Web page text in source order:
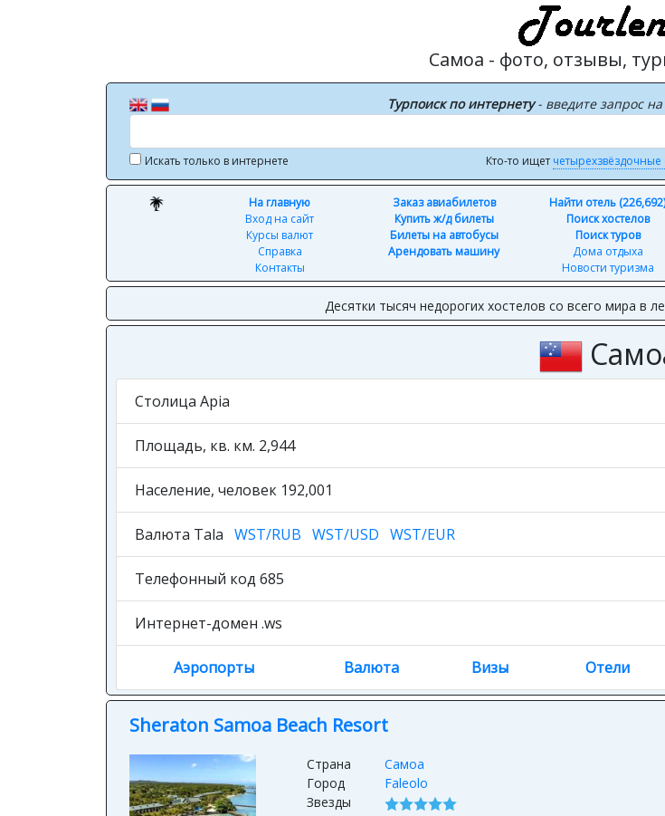
Самоа - фото, отзывы,
Турпоиск по интернету- введите запрос
Искать только в интернете Кто-то ищет четырехзвёздочные
На главную
Вход на сайт
Курсы валют
Справка
Контакты
Заказ авиабилетов
Купить ж/д билеты
Билеты на автобусы
Арендовать машину
Найти отель
Поиск хостелов
Поиск туров
Дома отдыха
Новости туризма
Десятки тысяч недорогих хостелов со всего мира в
Столица Apia
Площадь, кв. км. 2,944
Население, человек 192,001
Валюта Tala WST/RUB WST/USD WST/EUR
Телефонный код 685
Интернет-домен .ws
Аэропорты Валюта Визы Отели
Sheraton Samoa Beach Resort
Страна
Самоа
Город
Faleolo
Звезды